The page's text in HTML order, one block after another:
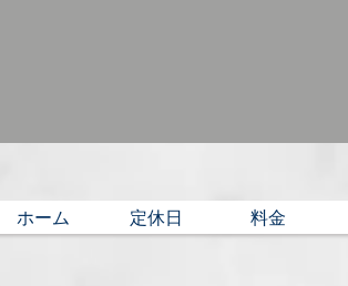
ホーム 定休日 料金